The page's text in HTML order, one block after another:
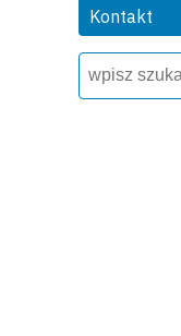
Kontakt
Wyszukiwarka
Szukaj